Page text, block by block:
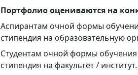
Портфолио оцениваются на
Аспирантам очной формы
стипендия на образовательную
Студентам очной формы обучения
стипендия на факультет / институт.